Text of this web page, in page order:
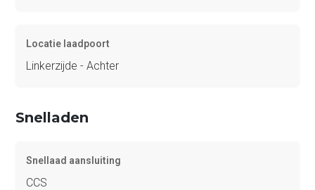
Locatie laadpoort
Linkerzijde - Achter
Snelladen
Snellaad aansluiting
CCS